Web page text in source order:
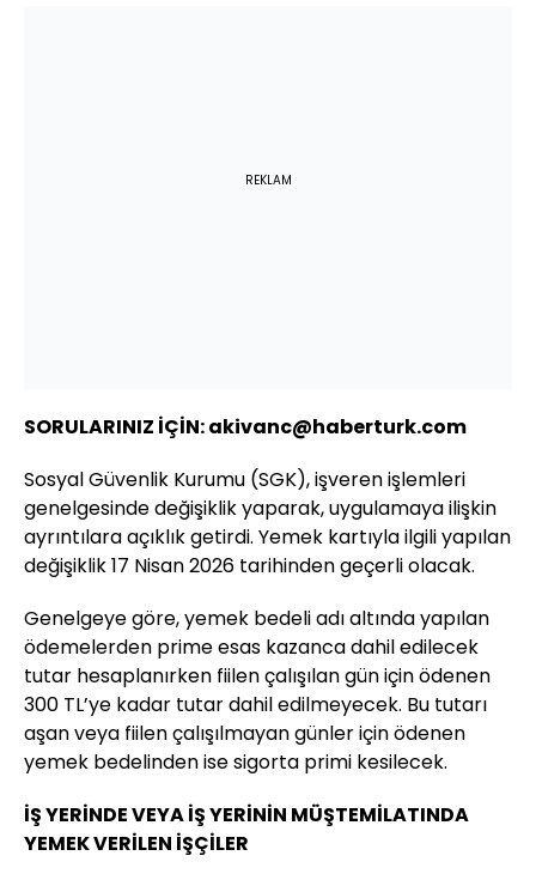
REKLAM
SORULARINIZ İÇİN: akivanc@haberturk.com
Sosyal Güvenlik Kurumu (SGK), işveren işlemleri
genelgesinde değişiklik yaparak, uygulamaya ilişkin
ayrıntılara açıklık getirdi. Yemek kartıyla ilgili yapılan
değişiklik 17 Nisan 2026 tarihinden geçerli olacak.
Genelgeye göre, yemek bedeli adı altında yapılan
ödemelerden prime esas kazanca dahil edilecek
tutar hesaplanırken fiilen çalışılan gün için ödenen
300 TL’ye kadar tutar dahil edilmeyecek. Bu tutarı
aşan veya fiilen çalışılmayan günler için ödenen
yemek bedelinden ise sigorta primi kesilecek.
İŞ YERİNDE VEYA İŞ YERİNİN MÜŞTEMİLATINDA
YEMEK VERİLEN İŞÇİLER